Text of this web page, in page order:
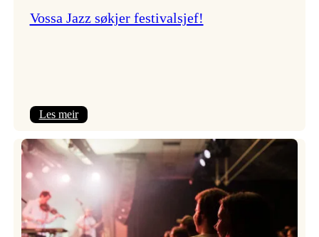
Vossa Jazz søkjer festivalsjef!
Les meir:
Jazz
søkjer